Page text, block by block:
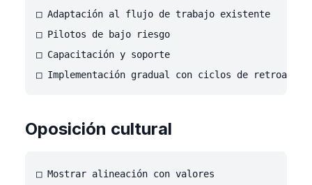
□ Adaptación al flujo de trabajo existente
□ Pilotos de bajo riesgo
□ Capacitación y soporte
Oposición cultural
□ Mostrar alineación con valores